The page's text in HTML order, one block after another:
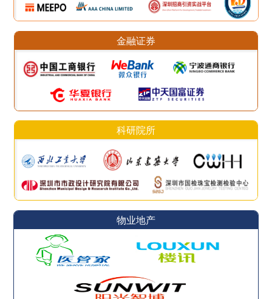
金融证券
科研院所
物业地产